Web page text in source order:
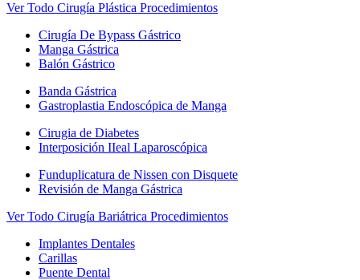
Ver Todo Cirugía Plástica Procedimientos
Cirugía De Bypass Gástrico
Manga Gástrica
Balón Gástrico
Banda Gástrica
Gastroplastia Endoscópica de Manga
Cirugia de Diabetes
Interposición IIeal Laparoscópica
Funduplicatura de Nissen con Disquete
Revisión de Manga Gástrica
Ver Todo Cirugía Bariátrica Procedimientos
Implantes Dentales
Carillas
Puente Dental